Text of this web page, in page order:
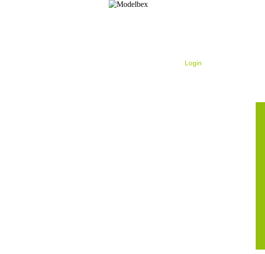
Login